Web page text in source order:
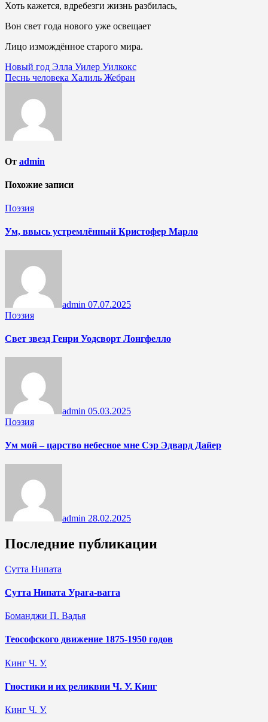
Хоть кажется, вдребезги жизнь разбилась,
Вон свет года нового уже освещает
Лицо измождённое старого мира.
Навигация
по
записям
Новый год Элла Уилер Уилкокс
Песнь человека Халиль Жебран
От admin
Похожие записи
Поэзия
Ум, ввысь устремлённый Кристофер Марло
admin 07.07.2025
Поэзия
Свет звезд Генри Уодсворт Лонгфелло
admin 05.03.2025
Поэзия
Ум мой – царство небесное мне Сэр Эдвард Дайер
admin 28.02.2025
Последние публикации
Сутта Нипата
Сутта Нипата Урага-вагга
Боманджи П. Вадья
Теософского движение 1875-1950 годов
Кинг Ч. У.
Гностики и их реликвии Ч. У. Кинг
Кинг Ч. У.